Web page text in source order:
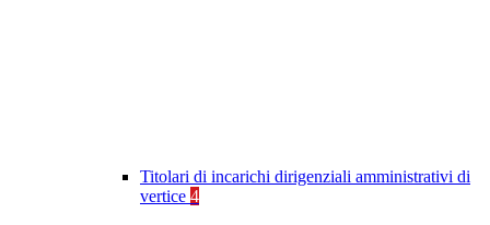
Titolari di incarichi dirigenziali amministrativi di
vertice 4